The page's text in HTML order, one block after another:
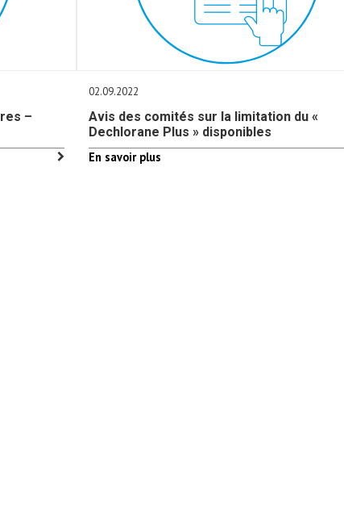
–
02.09.2022
Avis des comités sur la limitation du «
Dechlorane Plus » disponibles
En savoir plus